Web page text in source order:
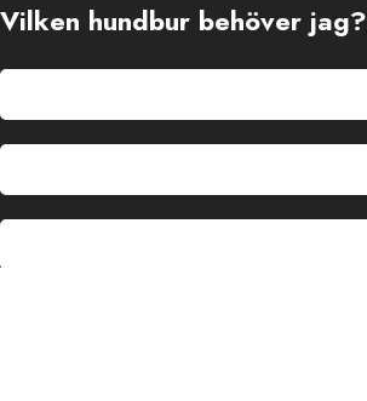
Vilken hundbur behöver jag?